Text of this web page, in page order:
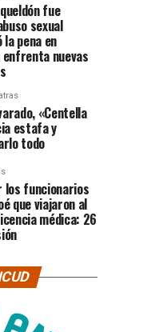
fue
sexual
pena en
nuevas
«Centella
estafa y
todo
los funcionarios
que viajaron al
médica: 26